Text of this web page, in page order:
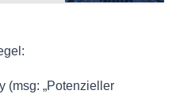
(msg: „Potenzieller